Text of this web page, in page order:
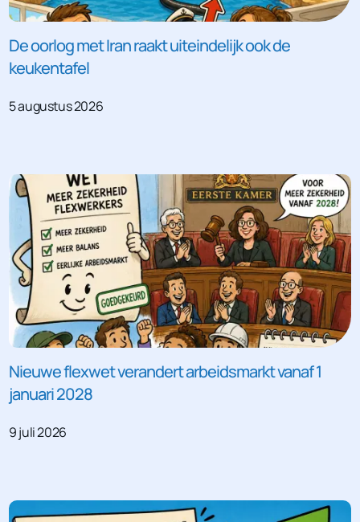
De oorlog met Iran raakt uiteindelijk ook de
keukentafel
5 augustus 2026
Nieuwe flexwet verandert arbeidsmarkt vanaf 1
januari 2028
9 juli 2026